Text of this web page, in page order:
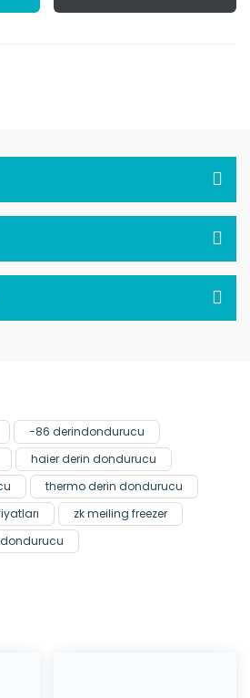
-86 derindondurucu
haier derin dondurucu
thermo derin dondurucu
zk meiling freezer